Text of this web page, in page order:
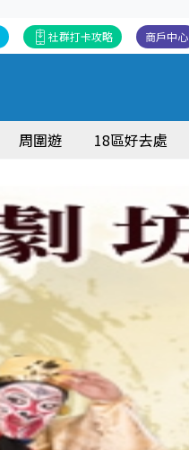
商戶中心
社群打卡攻略
周圍遊 18區好去處